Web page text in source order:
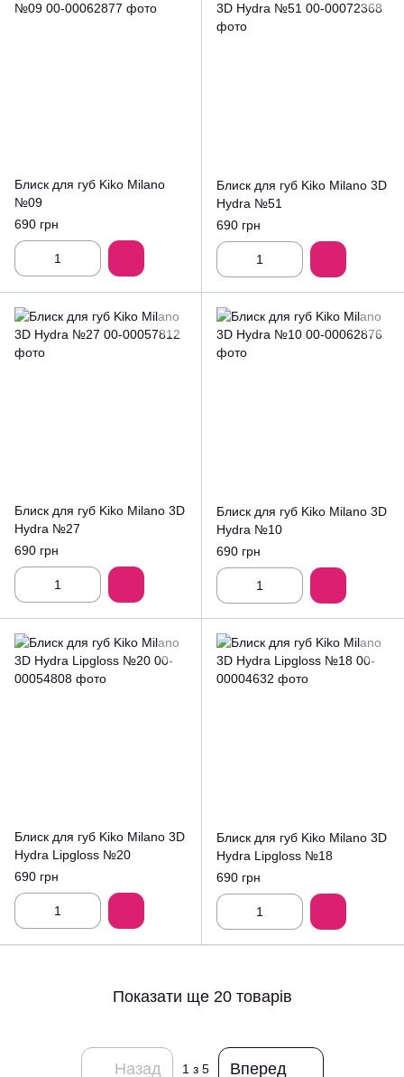
Блиск для губ Kiko Milano
№09
690 грн
Блиск для губ Kiko Milano 3D
Hydra №51
690 грн
Блиск для губ Kiko Milano 3D
Hydra №27
690 грн
Блиск для губ Kiko Milano 3D
Hydra №10
690 грн
Блиск для губ Kiko Milano 3D
Hydra Lipgloss №20
690 грн
Блиск для губ Kiko Milano 3D
Hydra Lipgloss №18
690 грн
Показати ще 20 товарів
Назад 1з 5 Вперед